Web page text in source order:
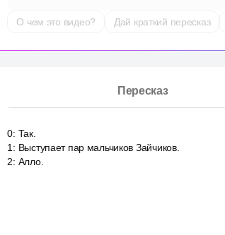
О чем это видео? Дай краткий пересказ
Пересказ
0: Так.
1 : Выступает пар мальчиков Зайчиков.
2: Алло.